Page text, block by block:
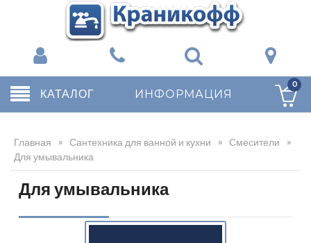
КАТАЛОГ ИНФОРМАЦИЯ
0
Главная » Сантехника для ванной и кухни » Смесители »
Для умывальника
Для умывальника